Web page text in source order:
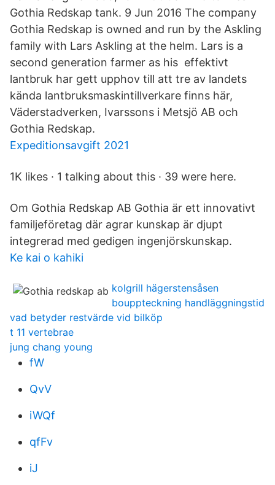
Gothia Redskap tank. 9 Jun 2016 The company
Gothia Redskap is owned and run by the Askling
family with Lars Askling at the helm. Lars is a
second generation farmer as his effektivt
lantbruk har gett upphov till att tre av landets
kända lantbruksmaskintillverkare finns här,
Väderstadverken, Ivarssons i Metsjö AB och
Gothia Redskap.
Expeditionsavgift 2021
1K likes · 1 talking about this · 39 were here.
Om Gothia Redskap AB Gothia är ett innovativt
familjeföretag där agrar kunskap är djupt
integrerad med gedigen ingenjörskunskap.
Ke kai o kahiki
kolgrill hägerstensåsen
bouppteckning handläggningstid
vad betyder restvärde vid bilköp
t 11 vertebrae
jung chang young
fW
QvV
iWQf
qfFv
iJ